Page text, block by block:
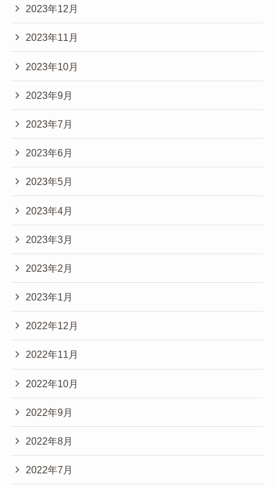
2023年12月
2023年11月
2023年10月
2023年9月
2023年7月
2023年6月
2023年5月
2023年4月
2023年3月
2023年2月
2023年1月
2022年12月
2022年11月
2022年10月
2022年9月
2022年8月
2022年7月